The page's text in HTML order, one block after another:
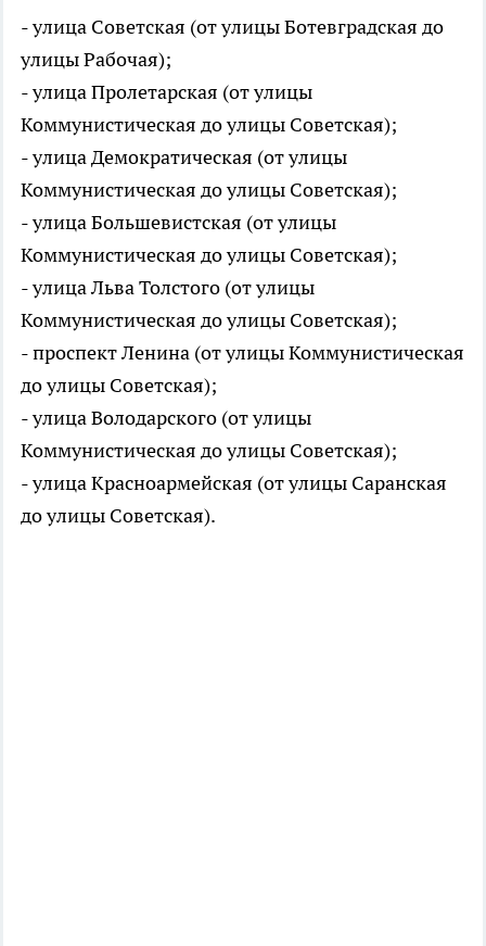
- улица Советская (от улицы Ботевградская до
улицы Рабочая);
- улица Пролетарская (от улицы
Коммунистическая до улицы Советская);
- улица Демократическая (от улицы
Коммунистическая до улицы Советская);
- улица Большевистская (от улицы
Коммунистическая до улицы Советская);
- улица Льва Толстого (от улицы
Коммунистическая до улицы Советская);
- проспект Ленина (от улицы Коммунистическая
до улицы Советская);
- улица Володарского (от улицы
Коммунистическая до улицы Советская);
- улица Красноармейская (от улицы Саранская
до улицы Советская).